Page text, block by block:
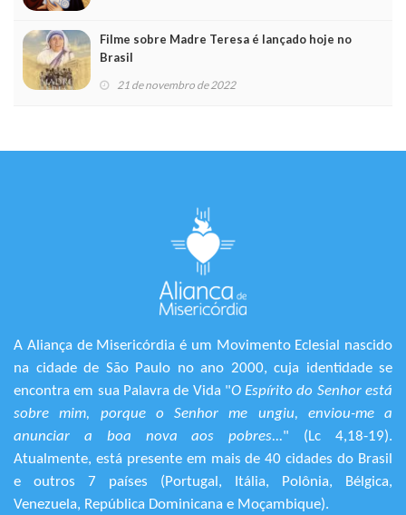
Filme sobre Madre Teresa é lançado hoje no
Brasil
21 de novembro de 2022
A Aliança de Misericórdia é um Movimento Eclesial nascido
na cidade de São Paulo no ano 2000, cuja identidade se
encontra em sua Palavra de Vida "O Espírito do Senhor está
sobre mim, porque o Senhor me ungiu, enviou-me a
anunciar a boa nova aos pobres..." (Lc 4,18-19).
Atualmente, está presente em mais de 40 cidades do Brasil
e outros 7 países (Portugal, Itália, Polônia, Bélgica,
Venezuela, República Dominicana e Moçambique).